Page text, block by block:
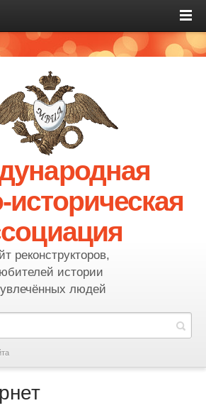
историческая
реконструкторов,
истории
людей